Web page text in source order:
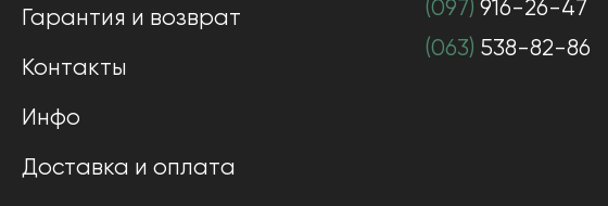
Гарантия и возврат
Контакты
Инфо
Доставка и оплата
(097) 916-26-47
(063) 538-82-86